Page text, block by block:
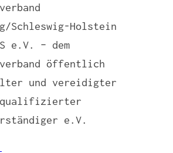
Schleswig-Holstein
e.V. – dem
öffentlich
und vereidigter
qualifizierter
e.V.